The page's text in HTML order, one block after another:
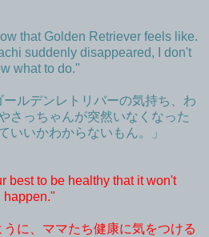
that Golden Retriever feels like.
suddenly disappeared, I don't
what to do."
ルデンレトリバーの気持ち、わ
さっちゃんが突然いなくなった
いいかわからないもん。」
best to be healthy that it won't
happen."
に、ママたち健康に気をつける